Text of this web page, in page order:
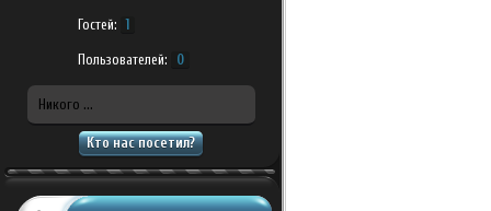
Гостей: 1
Пользователей: 0
Никого ...
Кто нас посетил?